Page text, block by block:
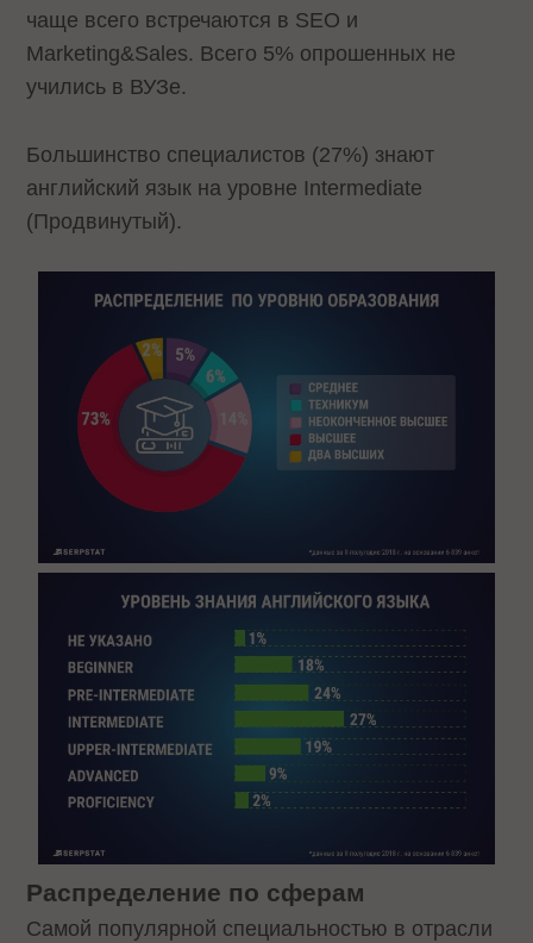
чаще всего встречаются в SEO и
Marketing&Sales. Всего 5% опрошенных не
учились в ВУЗе.
Большинство специалистов (27%) знают
английский язык на уровне Intermediate
(Продвинутый).
Распределение по сферам
Самой популярной специальностью в отрасли